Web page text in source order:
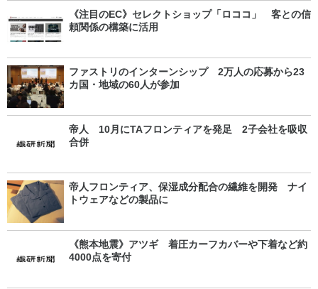
《注目のEC》セレクトショップ「ロココ」 客との信
頼関係の構築に活用
ファストリのインターンシップ 2万人の応募から23
カ国・地域の60人が参加
帝人 10月にTAフロンティアを発足 2子会社を吸収
合併
帝人フロンティア、保湿成分配合の繊維を開発 ナイ
トウェアなどの製品に
《熊本地震》アツギ 着圧カーフカバーや下着など約
4000点を寄付